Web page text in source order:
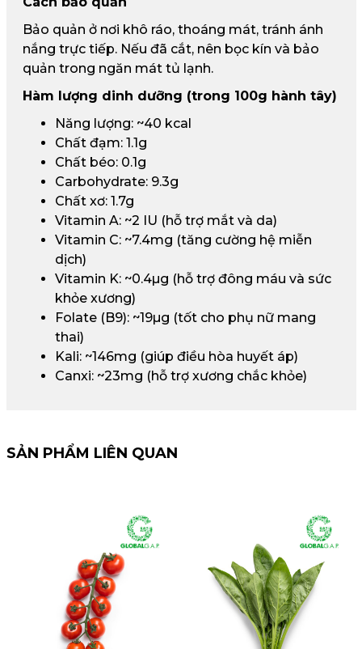
Bảo quản ở nơi khô ráo, thoáng mát, tránh ánh
nắng trực tiếp. Nếu đã cắt, nên bọc kín và bảo
quản trong ngăn mát tủ lạnh.
Hàm lượng dinh dưỡng (trong 100g hành tây)
Năng lượng: ~40 kcal
Chất đạm: 1.1g
Chất béo: 0.1g
Carbohydrate: 9.3g
Chất xơ: 1.7g
Vitamin A: ~2 IU (hỗ trợ mắt và da)
Vitamin C: ~7.4mg (tăng cường hệ miễn
dịch)
Vitamin K: ~0.4µg (hỗ trợ đông máu và sức
khỏe xương)
Folate (B9): ~19µg (tốt cho phụ nữ mang
thai)
Kali: ~146mg (giúp điều hòa huyết áp)
Canxi: ~23mg (hỗ trợ xương chắc khỏe)
SẢN PHẨM LIÊN QUAN